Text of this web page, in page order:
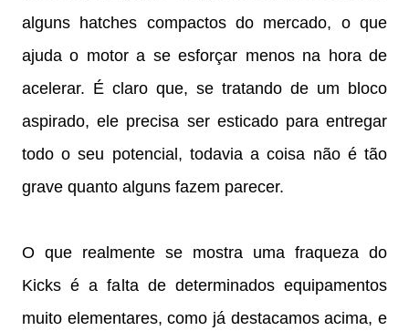
alguns hatches compactos do mercado, o que
ajuda o motor a se esforçar menos na hora de
acelerar. É claro que, se tratando de um bloco
aspirado, ele precisa ser esticado para entregar
todo o seu potencial, todavia a coisa não é tão
grave quanto alguns fazem parecer.
O que realmente se mostra uma fraqueza do
Kicks é a falta de determinados equipamentos
muito elementares, como já destacamos acima, e